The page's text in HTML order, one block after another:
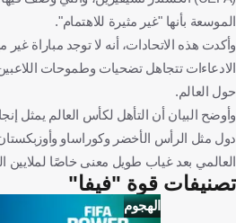
الموسعة بأنها "غير مثيرة للاهتمام".
وأكدت هذه الاتحادات، أنه لا توجد مباراة
الادعاءات تتجاهل تضحيات وطموحات
حول العالم.
وأوضح البيان أن التأهل لكأس العالم يمثل
دول مثل الرأس الأخضر وكوراساو
العالمي بعد غياب طويل معنى خاصًا لملايين
تصنيفات قوة "فيفا"
الهجوم